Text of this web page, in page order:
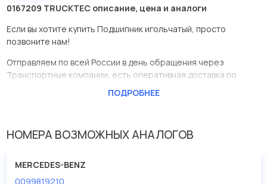
0167209 TRUCKTEC описание, цена и аналоги
Если вы хотите купить Подшипник игольчатый, просто
позвоните нам!
Отправляем по всей России в день обращения через
Транспортные компании, есть оперативная доставка по
У данной детали есть аналоги с номерами, убедитесь сами.
представлены в большом ассортименте.
ПОДРОБНЕЕ
НОМЕРА ВОЗМОЖНЫХ АНАЛОГОВ
MERCEDES-BENZ
0099819210